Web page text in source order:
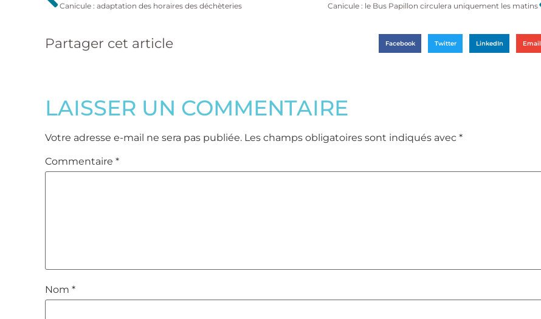
Canicule : adaptation des horaires des déchèteries Canicule : le Bus Papillon circulera uniquement les matins
Partager cet article Facebook Twitter LinkedIn Email
LAISSER UN COMMENTAIRE
Votre adresse e-mail ne sera pas publiée. Les champs obligatoires sont indiqués avec *
Commentaire *
Nom *